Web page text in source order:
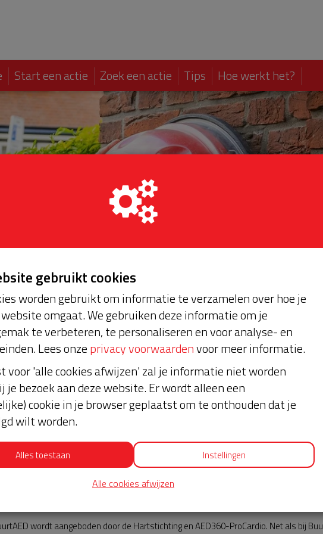
Start een actie Zoek een actie Tips Hoe werkt het?
wordt aangeboden door de Hartstichting en AED360-ProCardio. Net als bij
gebruikt cookies
worden gebruikt om informatie te verzamelen over hoe je
omgaat. We gebruiken deze informatie om je
te verbeteren, te personaliseren en voor analyse- en
Lees onzeprivacy voorwaardenvoor meer informatie.
voor 'alle cookies afwijzen' zal je informatie niet worden
je bezoek aan deze website. Er wordt alleen een
cookie in je browser geplaatst om te onthouden dat je
wilt worden.
Alles toestaan Instellingen
Alle cookies afwijzen